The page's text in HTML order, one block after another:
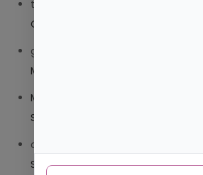
trolls_pipis
O TRIBEDOCE DX?
giovannaservin220
MUNICIPIO?
Mariana Pozo
SANITARIA CANARIA?
carmenharacil
SANITARIA CANARIA?